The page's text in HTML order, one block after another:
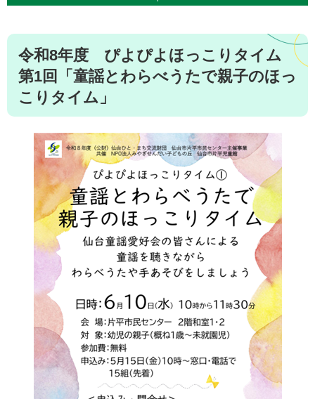
令和8年度 ぴよぴよほっこりタイム
第1回「童謡とわらべうたで親子のほっ
こりタイム」